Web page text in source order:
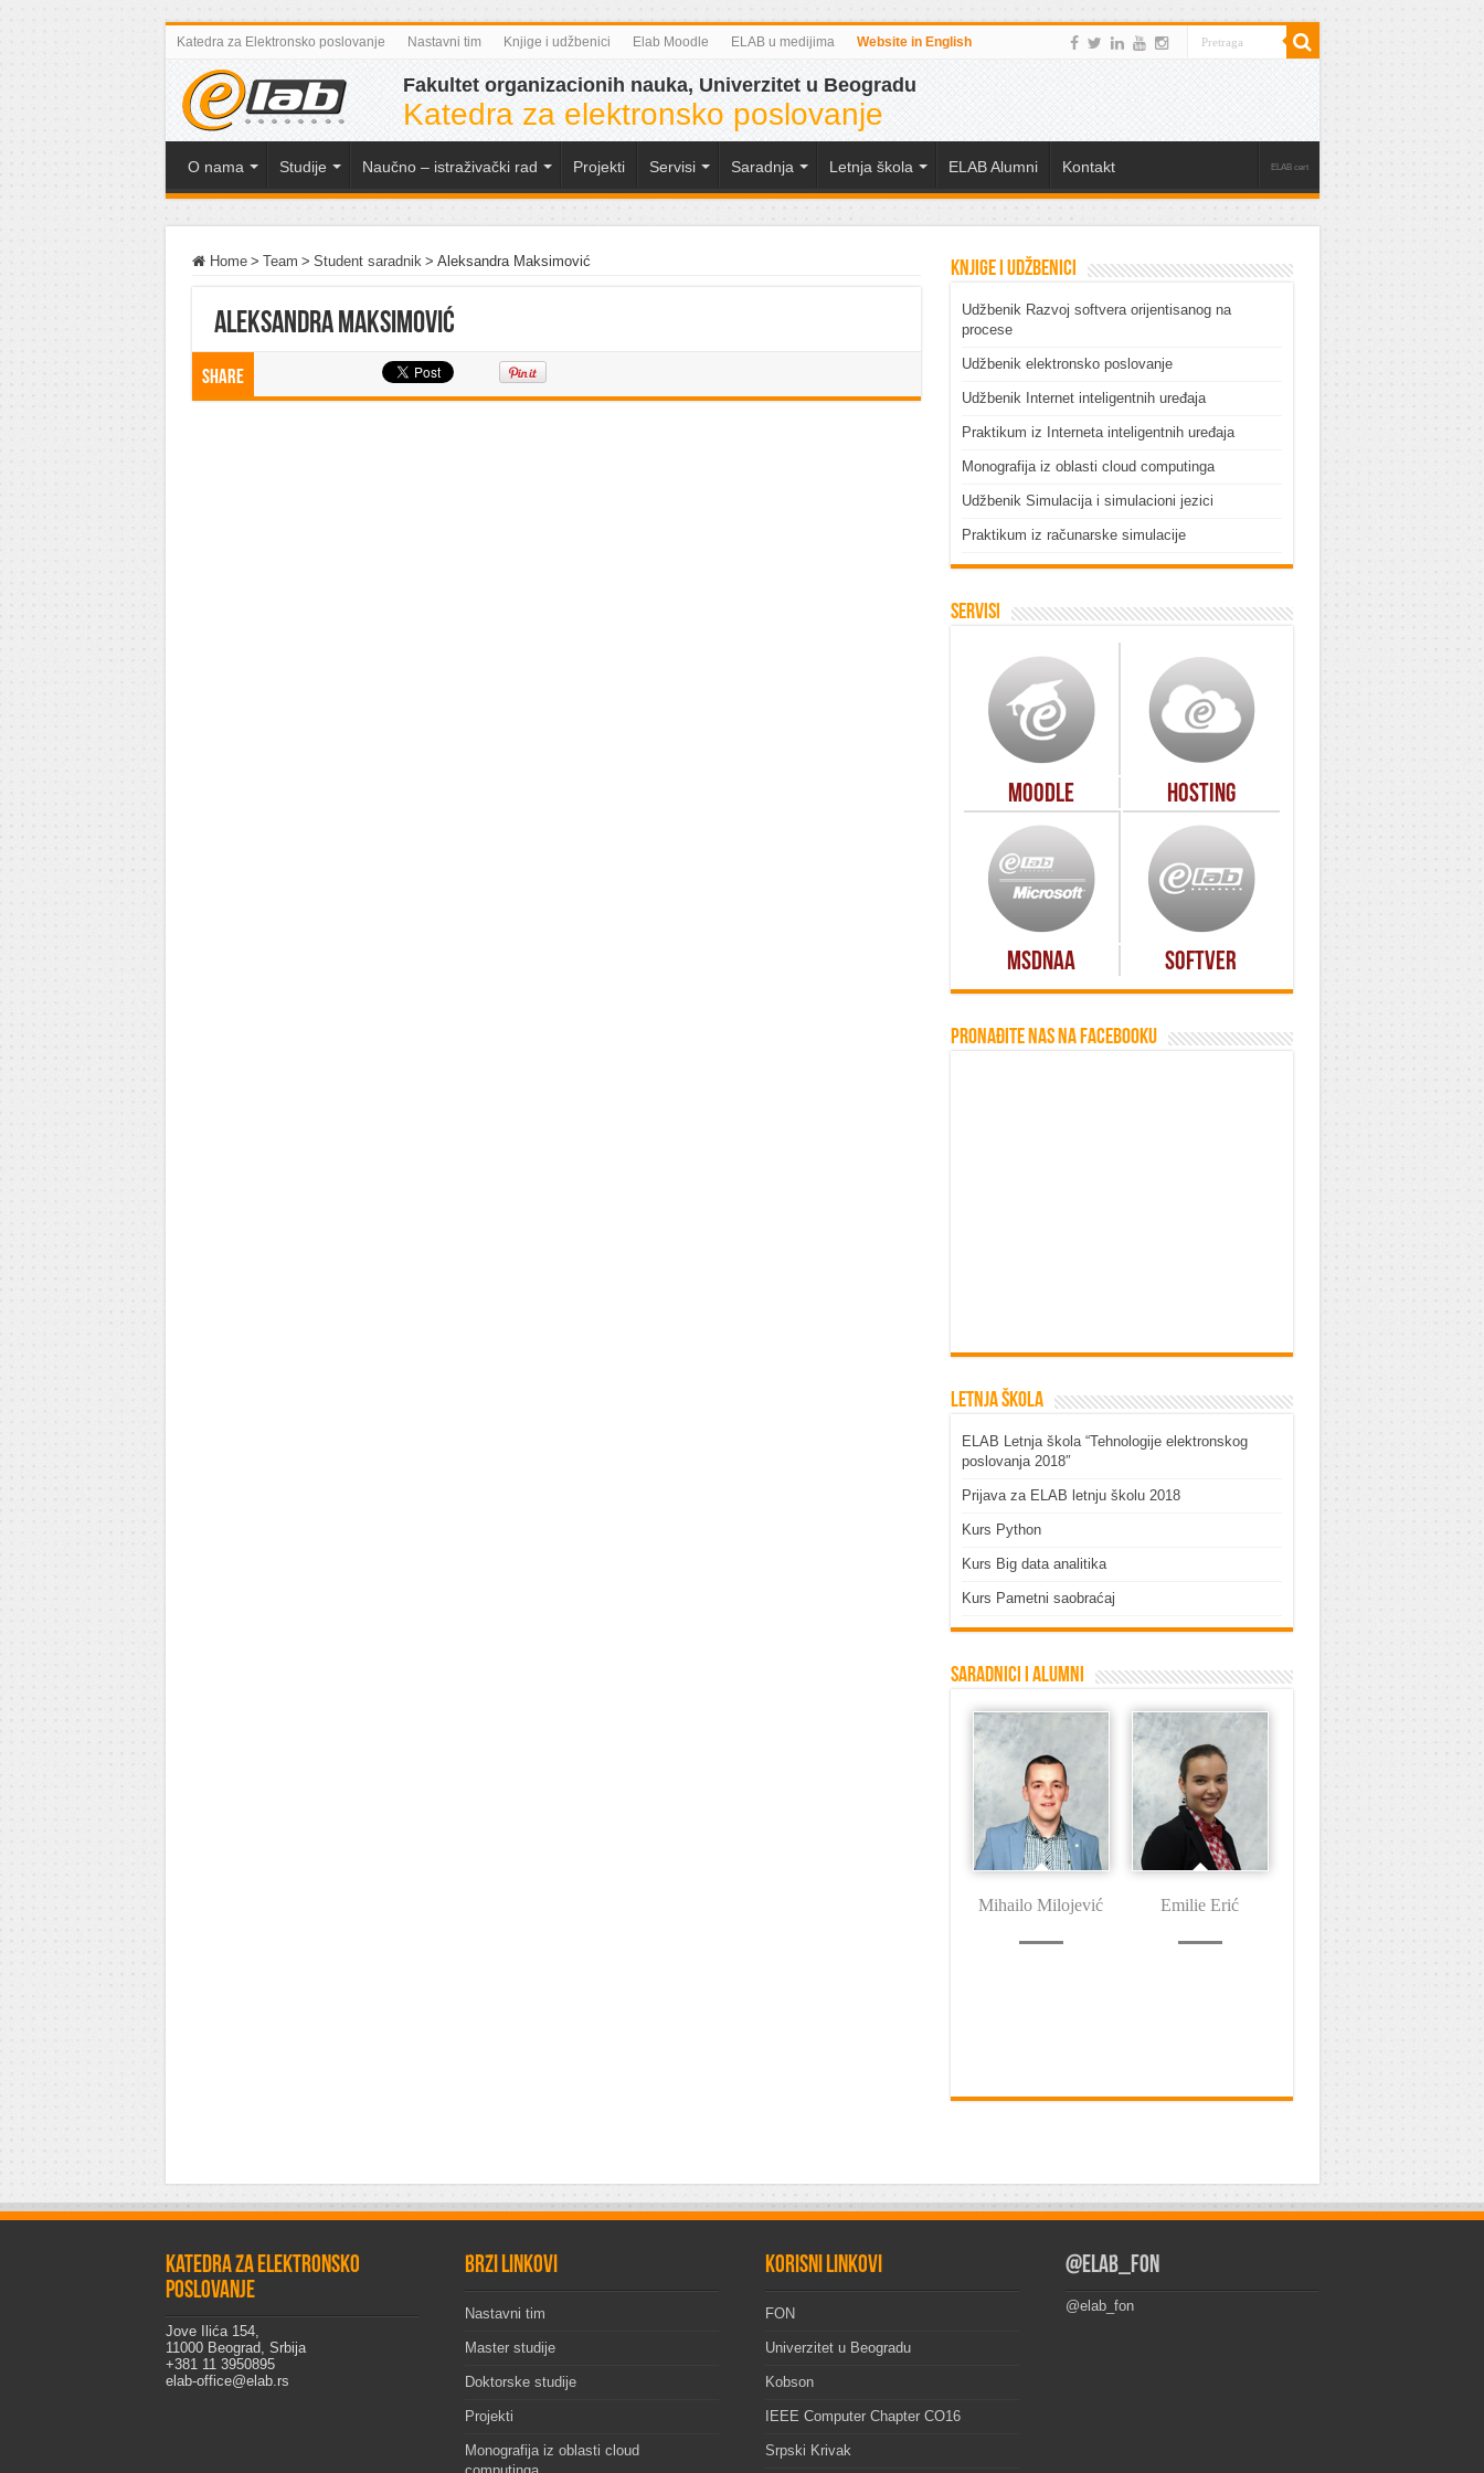
Katedra za Elektronsko poslovanje Nastavni tim Knjige i udžbenici Elab Moodle ELAB u medijima Website in English
Fakultet organizacionih nauka, Univerzitet u Beogradu
Katedra za elektronsko poslovanje
O nama Studije Naučno – istraživački rad Projekti Servisi Saradnja Letnja škola ELAB Alumni Kontakt ELAB cert
Home > Team > Student saradnik > Aleksandra Maksimović
Aleksandra Maksimović
Share
Knjige i udžbenici
Udžbenik Razvoj softvera orijentisanog na
procese
Udžbenik elektronsko poslovanje
Udžbenik Internet inteligentnih uređaja
Praktikum iz Interneta inteligentnih uređaja
Monografija iz oblasti cloud computinga
Udžbenik Simulacija i simulacioni jezici
Praktikum iz računarske simulacije
Servisi
Moodle Hosting
MSDNAA Softver
Pronađite nas na Facebooku
Letnja škola
ELAB Letnja škola “Tehnologije elektronskog
poslovanja 2018″
Prijava za ELAB letnju školu 2018
Kurs Python
Kurs Big data analitika
Kurs Pametni saobraćaj
Saradnici i Alumni
Mihailo Milojević Emilie Erić
Katedra za elektronsko
poslovanje
Jove Ilića 154,
11000 Beograd, Srbija
+381 11 3950895
elab-office@elab.rs
Brzi linkovi
Nastavni tim
Master studije
Doktorske studije
Projekti
Monografija iz oblasti cloud
Korisni linkovi
FON
Univerzitet u Beogradu
Kobson
IEEE Computer Chapter CO16
Srpski Krivak
@elab_fon
@elab_fon